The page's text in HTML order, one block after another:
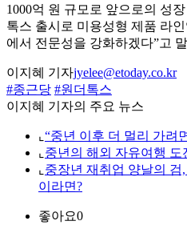
1000억 원 규모로 앞으로의 성
톡스 출시로 미용성형 제품 라
에서 전문성을 강화하겠다”고
이지혜 기자jyelee@etoday.co.kr
#종근당 #원더톡스
이지혜 기자의 주요 뉴스
⌞ “중년 이후 더 멀리 가려
⌞ 중년의 해외 자유여행 도
⌞ 중장년 재취업 양날의 검
이라면?
좋아요0